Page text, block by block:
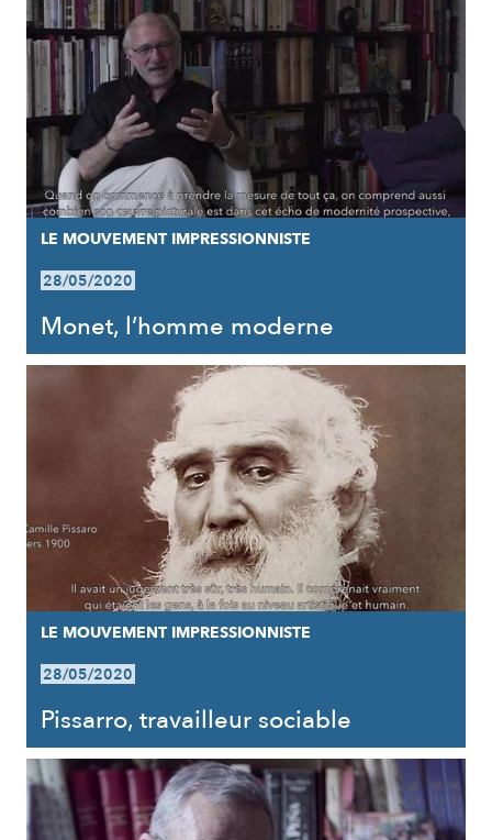
LE MOUVEMENT IMPRESSIONNISTE
28/05/2020
Monet, l’homme moderne
LE MOUVEMENT IMPRESSIONNISTE
28/05/2020
Pissarro, travailleur sociable